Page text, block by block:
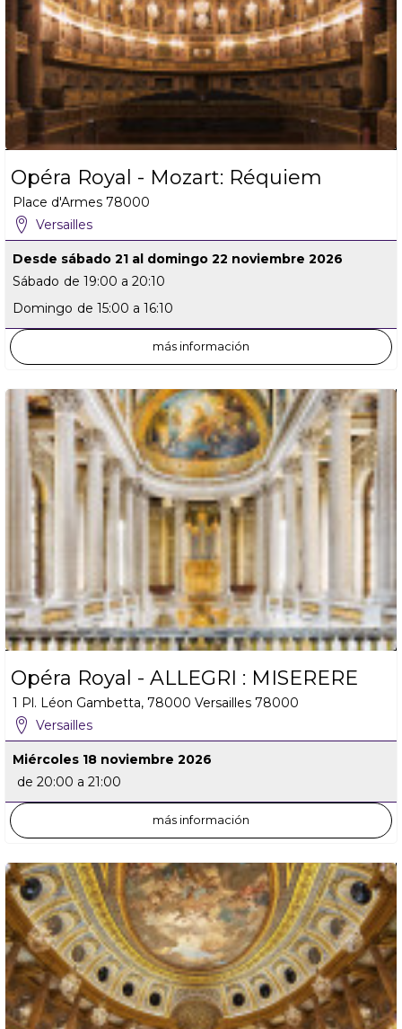
Opéra Royal - Mozart: Réquiem
Place d'Armes 78000
Versailles
Desde sábado 21 al domingo 22 noviembre 2026
Sábado de 19:00 a 20:10
Domingo de 15:00 a 16:10
más información
Opéra Royal - ALLEGRI : MISERERE
1 Pl. Léon Gambetta, 78000 Versailles 78000
Versailles
Miércoles 18 noviembre 2026
de 20:00 a 21:00
más información